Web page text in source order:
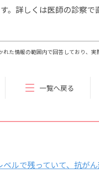
。詳しくは医師の診察
た情報の範囲内で回答しており、実
一覧へ戻る
ルで残っていて、抗が